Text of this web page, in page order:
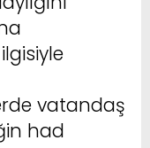
vatandaş
had